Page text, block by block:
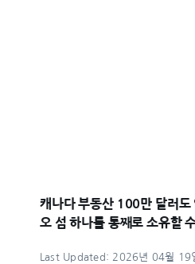
캐나다 부동산 100만 달러도
오 섬 하나를 통째로 소유할
Last Updated: 2026년 04월 19